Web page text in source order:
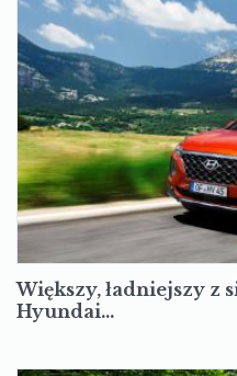
Większy, ładniejszy z
Hyundai…